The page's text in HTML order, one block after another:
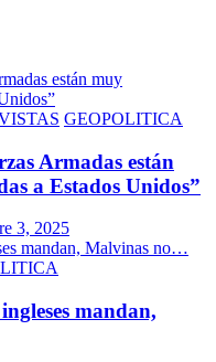
GEOPOLITICA
Armadas están
a Estados Unidos”
3, 2025
mandan,